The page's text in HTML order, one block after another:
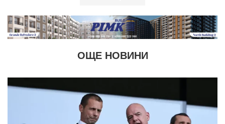
ОЩЕ НОВИНИ